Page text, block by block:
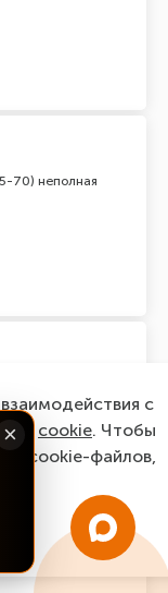
70) неполная
×
с
cookie. Чтобы
cookie-файлов,